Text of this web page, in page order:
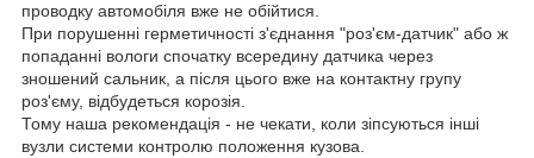
проводку автомобіля вже не обійтися.
При порушенні герметичності з'єднання "роз'єм-датчик" або ж
попаданні вологи спочатку всередину датчика через
зношений сальник, а після цього вже на контактну групу
роз'єму, відбудеться корозія.
Тому наша рекомендація - не чекати, коли зіпсуються інші
вузли системи контролю положення кузова.